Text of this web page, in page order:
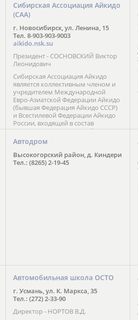
Сибирская Ассоциация Айкидо
(САА)
г. Новосибирск, ул. Ленина, 15
Тел. 8-903-903-9003
aikido.nsk.su
Президент - СОСНОВСКИЙ Виктор
Леонидович
Сибирская Ассоциация Айкидо
является коллективным членом и
учредителем Международной
Евро-Азиатской Федерации Айкидо
(бывшая Федерация Айкидо СССР)
и Всестилевой Федерации Айкидо
России, входящей в состав
Национального Совета Айкидо
России, президентом которого
является С. В. Киреенко
Автодром
Высокогорский район, д. Киндери
Тел.: (8265) 2-19-45
Автомобильная школа ОСТО
г. Усмань, ул. К. Маркса, 35
Тел.: (272) 2-33-90
Директор - НОРТОВ В.Д.